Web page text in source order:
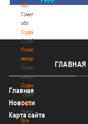
обл
Гомельская
обл
Судейство
Судейство
Полезные
материалы
Полезные
материалы
Судьи
Судьи
Новости
Новости
Все
ГЛАВНАЯ
Главная
Новости
Карта сайта